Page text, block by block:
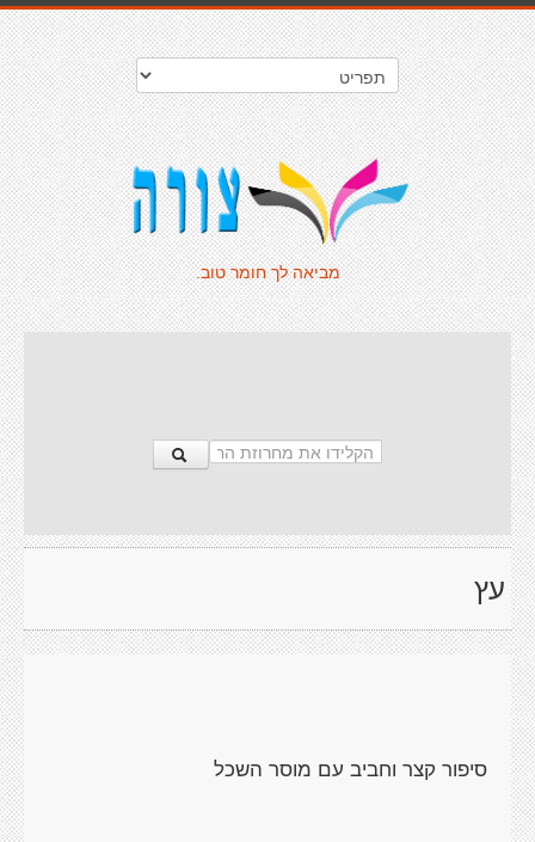
מביאה לך חומר טוב.
עץ
סיפור קצר וחביב עם מוסר השכל